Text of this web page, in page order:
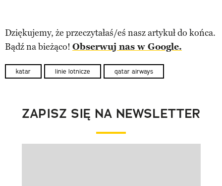
Dziękujemy, że przeczytałaś/eś nasz artykuł do końca.
Bądź na bieżąco! Obserwuj nas w Google.
katar linie lotnicze qatar airways
ZAPISZ SIĘ NA NEWSLETTER